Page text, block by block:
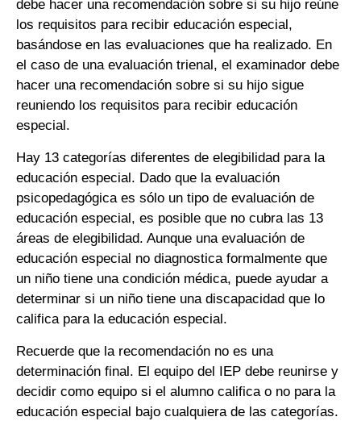
debe hacer una recomendación sobre si su hijo reúne
los requisitos para recibir educación especial,
basándose en las evaluaciones que ha realizado. En
el caso de una evaluación trienal, el examinador debe
hacer una recomendación sobre si su hijo sigue
reuniendo los requisitos para recibir educación
especial.
Hay 13 categorías diferentes de elegibilidad para la
educación especial. Dado que la evaluación
psicopedagógica es sólo un tipo de evaluación de
educación especial, es posible que no cubra las 13
áreas de elegibilidad. Aunque una evaluación de
educación especial no diagnostica formalmente que
un niño tiene una condición médica, puede ayudar a
determinar si un niño tiene una discapacidad que lo
califica para la educación especial.
Recuerde que la recomendación no es una
determinación final. El equipo del IEP debe reunirse y
decidir como equipo si el alumno califica o no para la
educación especial bajo cualquiera de las categorías.